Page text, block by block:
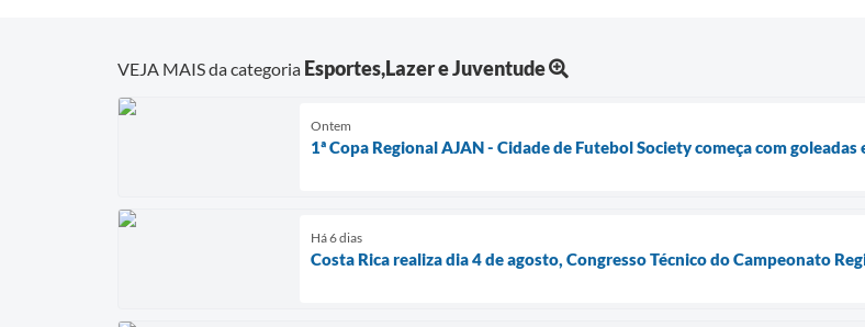
VEJA MAIS da categoria Esportes,Lazer e Juventude
Ontem
1ª Copa Regional AJAN - Cidade de Futebol Society começa com
Há 6 dias
Costa Rica realiza dia 4 de agosto, Congresso Técnico do Campeonato